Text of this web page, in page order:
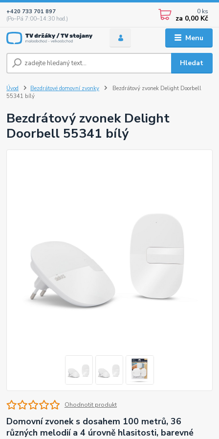
Menu
Hledat
+420 733 701 897
(Po–Pá 7:00–14:30 hod.)
0 ks
za 0,00 Kč
Úvod Bezdrátové domovní zvonky
Bezdrátový zvonek Delight Doorbell
55341 bílý
Bezdrátový zvonek Delight
Doorbell 55341 bílý
Ohodnotit produkt
Domovní zvonek s dosahem 100 metrů, 36
různých melodií a 4 úrovně hlasitosti, barevné